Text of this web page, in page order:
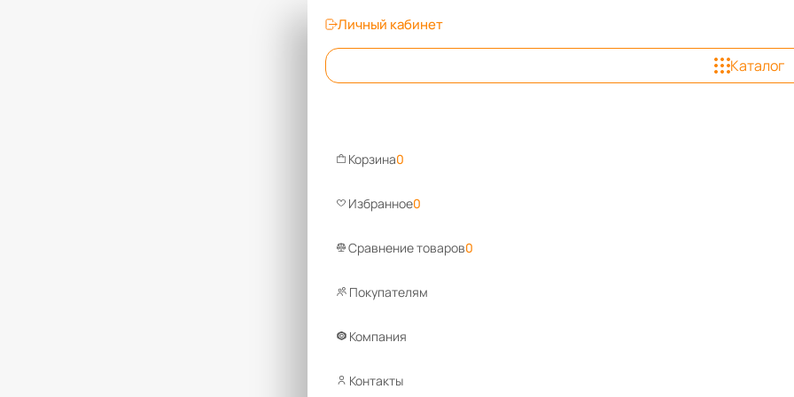
Личный кабинет
Каталог
Корзина0
Избранное0
Сравнение товаров0
Покупателям
Компания
Контакты